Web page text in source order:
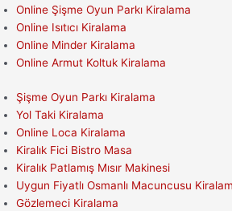
Online Şişme Oyun Parkı Kiralama
Online Isıtıcı Kiralama
Online Minder Kiralama
Online Armut Koltuk Kiralama
Şişme Oyun Parkı Kiralama
Yol Taki Kiralama
Online Loca Kiralama
Kiralık Fici Bistro Masa
Kiralık Patlamış Mısır Makinesi
Uygun Fiyatlı Osmanlı Macuncusu
Gözlemeci Kiralama